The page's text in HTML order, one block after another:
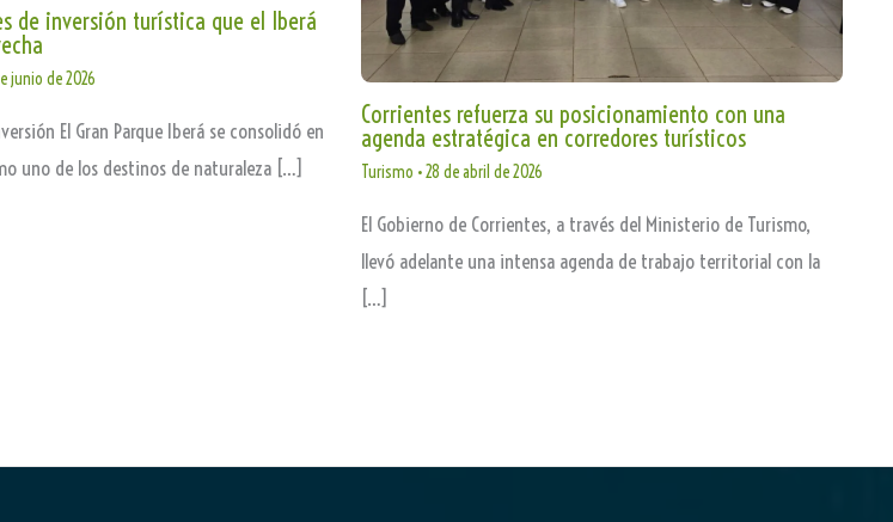
de inversión turística que el Iberá
junio de 2026
El Gran Parque Iberá se consolidó en
uno de los destinos de naturaleza […]
Corrientes refuerza su posicionamiento con una
agenda estratégica en corredores turísticos
Turismo •28 de abril de 2026
El Gobierno de Corrientes, a través del Ministerio de Turismo,
llevó adelante una intensa agenda de trabajo territorial con la
[…]